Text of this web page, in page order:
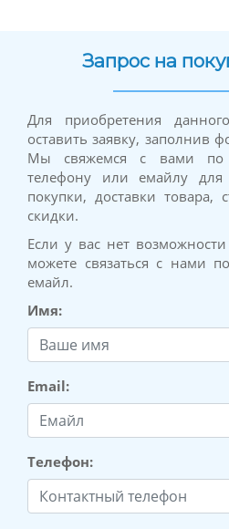
Запрос на
Для приобретения
оставить заявку, заполнив
Мы свяжемся с вами по
телефону или емайлу для
покупки, доставки товара,
скидки.
Если у вас нет
можете связаться с нами
емайл.
Имя:
Email:
Телефон: